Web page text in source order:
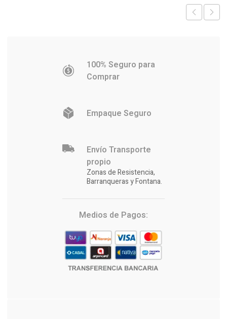
100% Seguro para
Comprar
Empaque Seguro
Envío Transporte
propio
Zonas de Resistencia,
Barranqueras y Fontana.
Medios de Pagos: